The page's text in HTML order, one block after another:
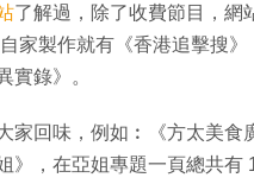
了解過，除了收費節目，網
家製作就有《香港追擊搜
實錄》。
回味，例如︰《方太美食
》，在亞姐專題一頁總共有